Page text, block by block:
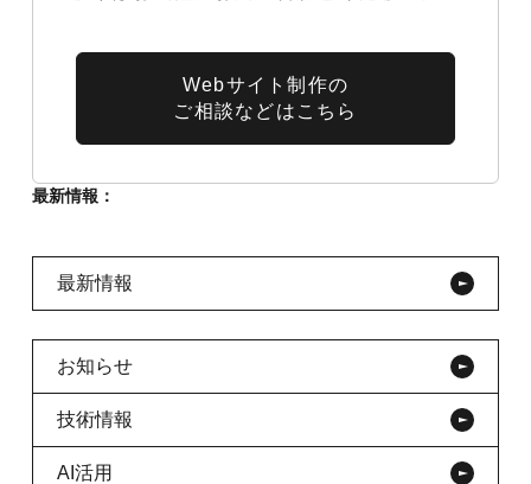
Webサイト制作の
ご相談などはこちら
最新情報：
最新情報
お知らせ
技術情報
AI活用